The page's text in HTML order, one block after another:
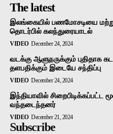
The latest
இலங்கையில் பணமோசடியை
தொடர்பில் கலந்துரையாடல்
VIDEO December 24, 2024
வடக்கு ஆளுநருக்கும் புதிதாக
தளபதிக்கும் இடையே சந்திப்பு
VIDEO December 24, 2024
இந்தியாவில்
வந்தடைந்தனர்
VIDEO December 21, 2024
Subscribe